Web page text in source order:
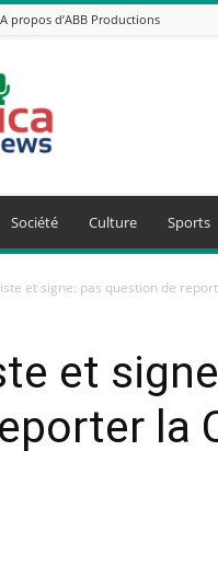
A propos d’ABB Productions
Société Culture Sports
et signe: pas question de
et
la